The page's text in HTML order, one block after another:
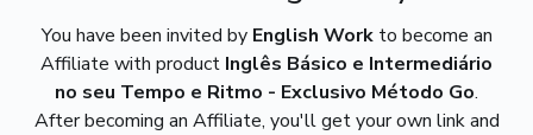
You have been invited by English Workto become an
Affiliate with product Inglês Básico e Intermediário
no seu Tempo e Ritmo - Exclusivo Método Go.
After becoming an Affiliate, you'll get your own link and